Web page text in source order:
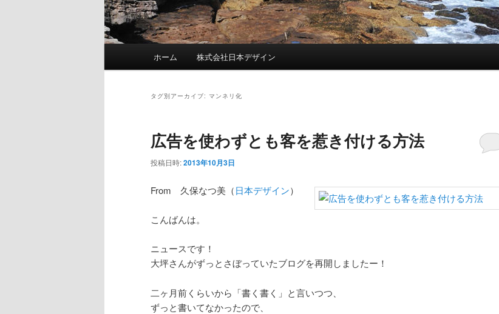
メインコンテンツへ移動
サブコンテンツへ移動
ホーム 株式会社日本デザイン
タグ別アーカイブ: マンネリ化
広告を使わずとも客を惹き付ける方法
投稿日時:2013年10月3日
From 久保なつ美（日本デザイン）
こんばんは。
ニュースです！
大坪さんがずっとさぼっていたブログを再開しましたー！
二ヶ月前くらいから「書く書く」と言いつつ、
ずっと書いてなかったので、